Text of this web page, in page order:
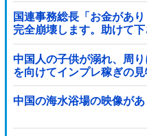
国連事務総長「お金があ
完全崩壊します。助けて下
中国人の子供が溺れ、周
を向けてインプレ稼ぎの見
中国の海水浴場の映像があ